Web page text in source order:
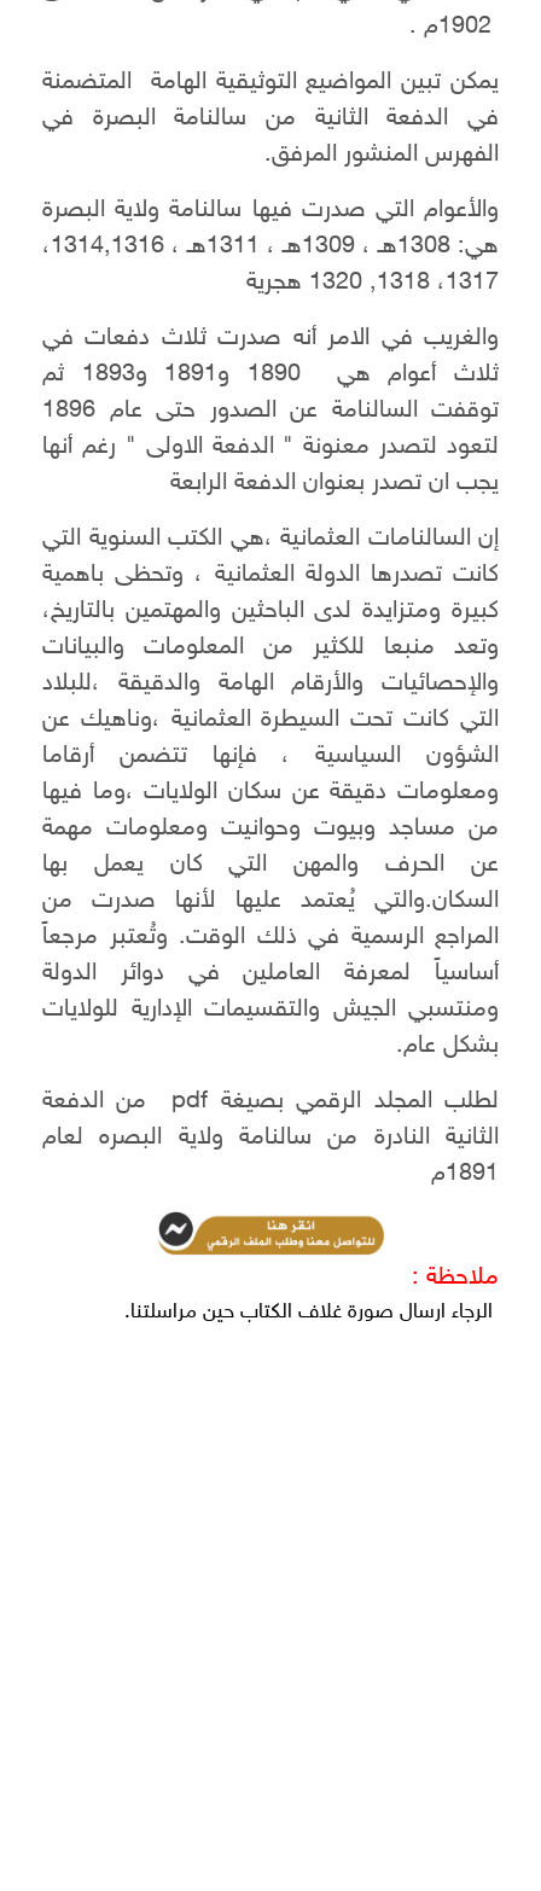
يمكن تبين المواضيع التوثيقية الهامة المتضمنة
في الدفعة الثانية من سالنامة البصرة في
الفهرس المنشور المرفق.
والأعوام التي صدرت فيها سالنامة ولاية البصرة
هي: 1308هـ ، 1309هـ ، 1311هـ ، 1314,1316،
1317، 1318, 1320 هجرية
والغريب في الامر أنه صدرت ثلاث دفعات في
ثلاث أعوام هي 1890 و1891 و1893 ثم
توقفت السالنامة عن الصدور حتى عام 1896
لتعود لتصدر معنونة " الدفعة الاولى " رغم أنها
يجب ان تصدر بعنوان الدفعة الرابعة
إن السالنامات العثمانية ،هي الكتب السنوية التي
كانت تصدرها الدولة العثمانية ، وتحظى باهمية
كبيرة ومتزايدة لدى الباحثين والمهتمين بالتاريخ،
وتعد منبعا للكثير من المعلومات والبيانات
والإحصائيات والأرقام الهامة والدقيقة ،للبلاد
التي كانت تحت السيطرة العثمانية ،وناهيك عن
الشؤون السياسية ، فإنها تتضمن أرقاما
ومعلومات دقيقة عن سكان الولايات ،وما فيها
من مساجد وبيوت وحوانيت ومعلومات مهمة
عن الحرف والمهن التي كان يعمل بها
السكان.والتي يُعتمد عليها لأنها صدرت من
المراجع الرسمية في ذلك الوقت. وتُعتبر مرجعاً
أساسياً لمعرفة العاملين في دوائر الدولة
ومنتسبي الجيش والتقسيمات الإدارية للولايات
بشكل عام.
لطلب المجلد الرقمي بصيغة pdf من الدفعة
الثانية النادرة من سالنامة ولاية البصره لعام
1891م
ملاحظة :
الرجاء ارسال صورة غلاف الكتاب حين مراسلتنا.